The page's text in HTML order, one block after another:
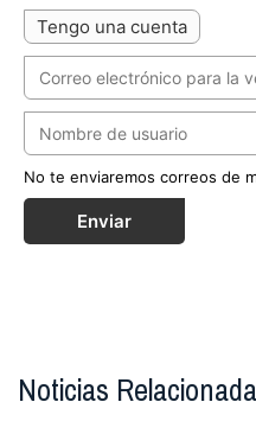
Tengo una cuenta
No te enviaremos correos de
Enviar
Noticias